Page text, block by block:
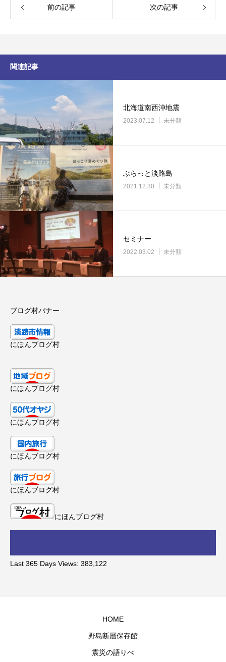
前の記事 次の記事
関連記事
北海道南西沖地震
2023.07.12 未分類
ぶらっと淡路島
2021.12.30 未分類
セミナー
2022.03.02 未分類
ブログ村バナー
にほんブログ村
にほんブログ村
にほんブログ村
にほんブログ村
にほんブログ村
にほんブログ村
Last 365 Days Views: 383,122
HOME
野島断層保存館
震災の語りべ